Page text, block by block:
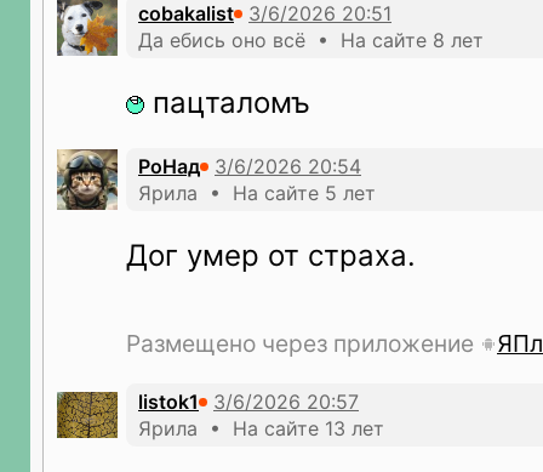
cobakalist
Да ебись оно всё • На сайте 8 лет
пацталомъ
РоНад
Ярила • На сайте 5 лет
Дог умер от страха.
Размещено через приложение
listok1
Ярила • На сайте 13 лет